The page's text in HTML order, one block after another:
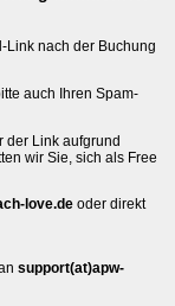
Link nach der Buchung
auch Ihren Spam-
der Link aufgrund
wir Sie, sich als Free
love.de oder direkt
support(at)apw-